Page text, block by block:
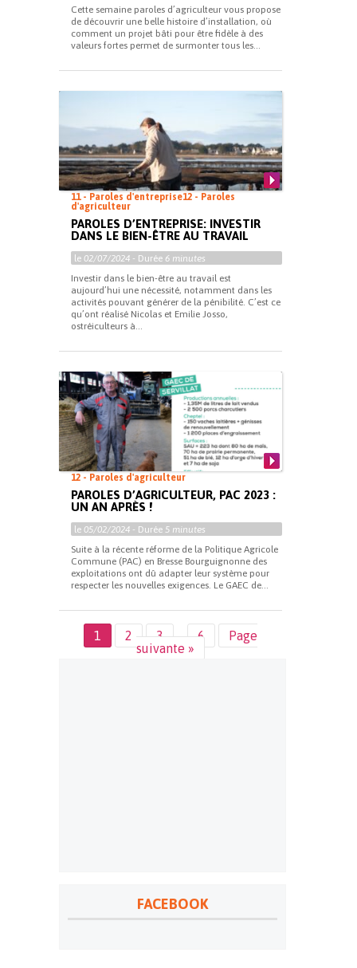
Cette semaine paroles d’agriculteur vous propose
de découvrir une belle histoire d’installation, où
comment un projet bâti pour être fidèle à des
valeurs fortes permet de surmonter tous les...
11 - Paroles d'entreprise12 - Paroles
d'agriculteur
PAROLES D’ENTREPRISE: INVESTIR
DANS LE BIEN-ÊTRE AU TRAVAIL
le 02/07/2024 - Durée 6 minutes
Investir dans le bien-être au travail est
aujourd’hui une nécessité, notamment dans les
activités pouvant générer de la pénibilité. C’est ce
qu’ont réalisé Nicolas et Emilie Josso,
ostréiculteurs à...
12 - Paroles d'agriculteur
PAROLES D’AGRICULTEUR, PAC 2023 :
UN AN APRÈS !
le 05/02/2024 - Durée 5 minutes
Suite à la récente réforme de la Politique Agricole
Commune (PAC) en Bresse Bourguignonne des
exploitations ont dû adapter leur système pour
respecter les nouvelles exigences. Le GAEC de...
1 2 3 … 6
Page
suivante »
FACEBOOK